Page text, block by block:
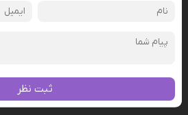
ثبت نظر